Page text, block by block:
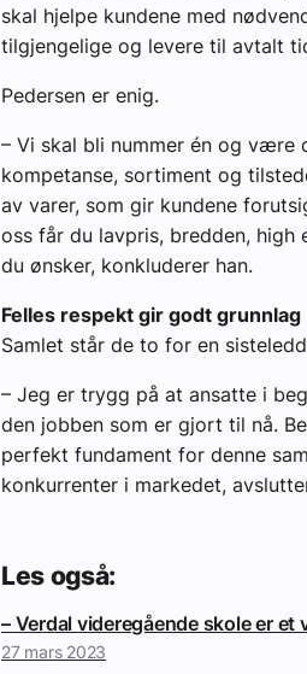
skal hjelpe kundene med
tilgjengelige og levere til avtalt
Pedersen er enig.
– Vi skal bli nummer én og være
kompetanse, sortiment og
av varer, som gir kundene
oss får du lavpris, bredden, high
du ønsker, konkluderer han.
Felles respekt gir godt grunnlag
Samlet står de to for en
– Jeg er trygg på at ansatte i
den jobben som er gjort til nå.
perfekt fundament for denne
konkurrenter i markedet,
Les også:
– Verdal videregående skole er
27 mars 2023